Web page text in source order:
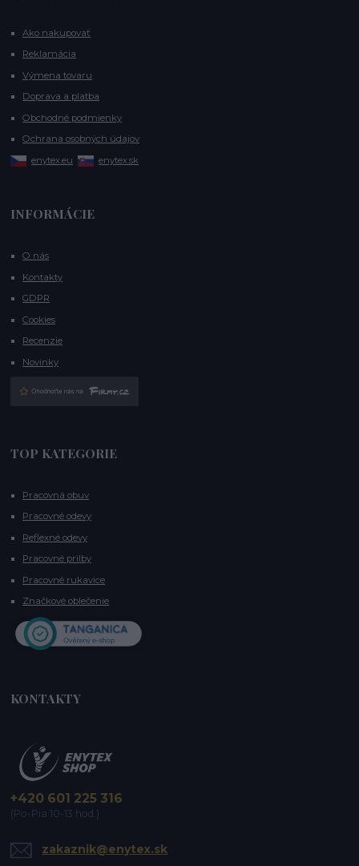
Ako nakupovať
Reklamácia
Výmena tovaru
Doprava a platba
Obchodné podmienky
Ochrana osobných údajov
enytex.eu
enytex.sk
INFORMÁCIE
O nás
Kontakty
GDPR
Cookies
Recenzie
Novinky
TOP KATEGORIE
Pracovná obuv
Pracovné odevy
Reflexné odevy
Pracovné prilby
Pracovné rukavice
Značkové oblečenie
KONTAKTY
+420 601 225 316
(Po-Pia 10-13 hod.)
zakaznik@enytex.sk